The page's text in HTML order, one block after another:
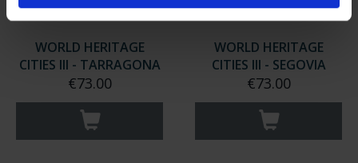
WORLD HERITAGE
CITIES III - TARRAGONA
€73.00
WORLD HERITAGE
CITIES III - SEGOVIA
€73.00